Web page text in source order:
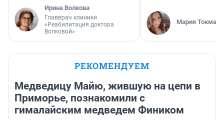
Ирина Волкова
Главврач клиники
«Реабилитация доктора
Волковой»
Мария
РЕКОМЕНДУЕМ
Медведицу Майю, жившую на цепи в
Приморье, познакомили с
гималайским медведем Фиником